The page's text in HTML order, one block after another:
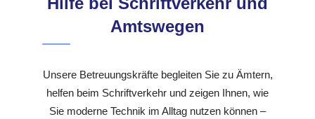
Amtswegen
Unsere Betreuungskräfte begleiten Sie zu Ämtern,
helfen beim Schriftverkehr und zeigen Ihnen, wie
Sie moderne Technik im Alltag nutzen können –